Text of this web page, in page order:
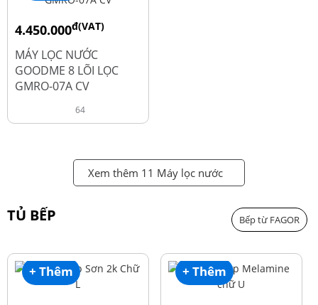
4.450.000đ(VAT)
6.250.000
MÁY LỌC NƯỚC
GOODME 8 LÕI LỌC
GMRO-07A CV
64
Xem thêm 11 Máy lọc nước
TỦ BẾP Bếp từ FAGOR
+ Thêm + Thêm